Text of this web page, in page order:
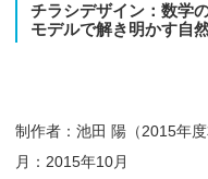
チラシデザイン： 数学
モデルで解き明かす自
制作者：池田 陽（2015年
月：2015年10月